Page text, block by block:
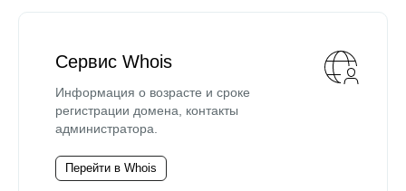
Сервис Whois
Информация о возрасте и сроке
регистрации домена, контакты
администратора.
Перейти в Whois